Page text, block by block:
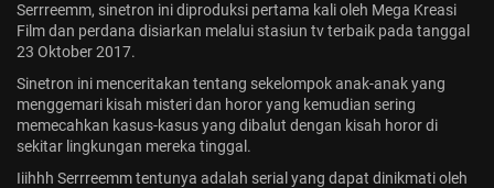
Serrreemm, sinetron ini diproduksi pertama kali oleh Mega Kreasi
Film dan perdana disiarkan melalui stasiun tv terbaik pada tanggal
23 Oktober 2017.
Sinetron ini menceritakan tentang sekelompok anak-anak yang
menggemari kisah misteri dan horor yang kemudian sering
memecahkan kasus-kasus yang dibalut dengan kisah horor di
sekitar lingkungan mereka tinggal.
Iiihhh Serrreemmtentunya adalah serial yang dapat dinikmati oleh